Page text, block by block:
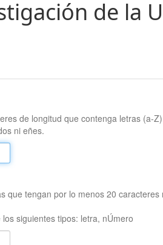
de la
de longitud que contenga letras (a-
ni eñes.
que tengan por lo menos 20
siguientes tipos: letra, nÚmero